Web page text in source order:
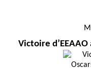
Victoire